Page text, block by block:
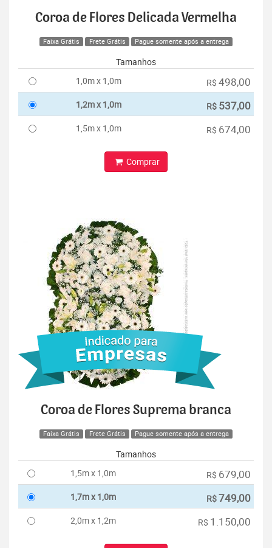
Coroa de Flores Delicada Vermelha
Faixa Grátis Frete Grátis Pague somente após a entrega
Tamanhos
1,0m x 1,0m
R$ 498,00
1,2m x 1,0m R$ 537,00
1,5m x 1,0m R$ 674,00
Comprar
Coroa de Flores Suprema branca
Faixa Grátis Frete Grátis Pague somente após a entrega
Tamanhos
1,5m x 1,0m
R$ 679,00
1,7m x 1,0m R$749,00
2,0m x 1,2m R$ 1.150,00